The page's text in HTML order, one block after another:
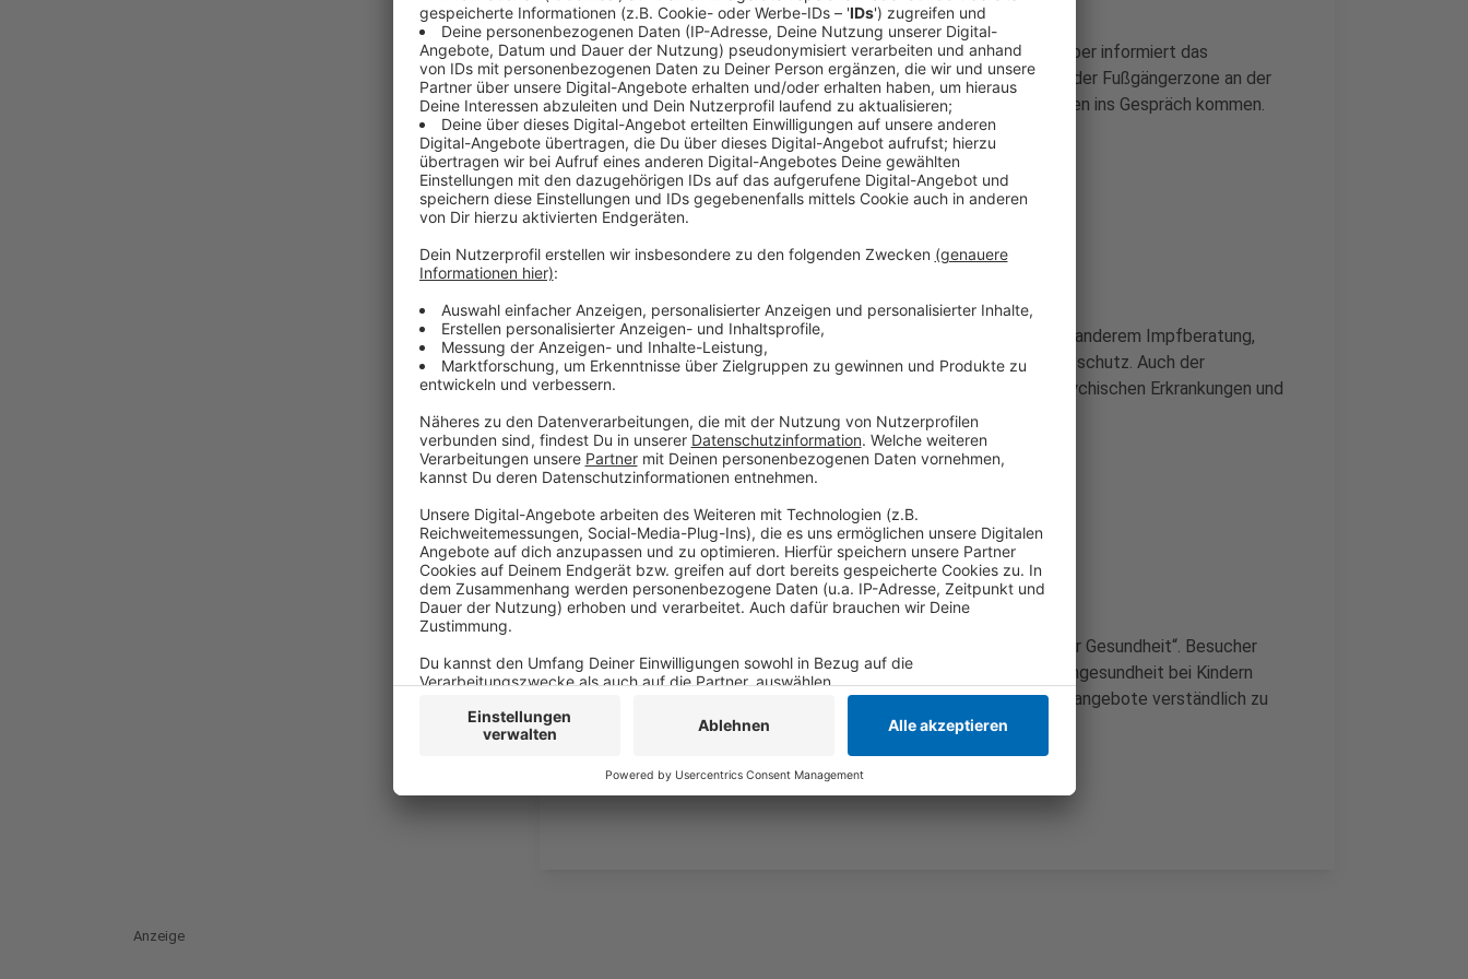
Wie lässt sich die eigene Gesundheit schützen und stärken? Darüber informiert das
Gesundheitsamt Krefeld heute (19. März) mit einem Infostand in der Fußgängerzone an der
Rheinstraße. Von 11 bis 15 Uhr können Bürger direkt mit Fachleuten ins Gespräch kommen.
Anzeige
Sieben Bereiche beraten vor Ort
Anzeige
Insgesamt sind sieben Abteilungen vertreten. Themen sind unter anderem Impfberatung,
Zahngesundheit bei Kindern, HIV- und STI-Tests sowie Infektionsschutz. Auch der
Sozialpsychiatrische Dienst informiert über Hilfsangebote bei psychischen Erkrankungen und
Sucht.
Anzeige
Motto: „Vielfalt für Gesundheit“
Anzeige
Der Aktionstag steht in diesem Jahr unter dem Motto „Vielfalt für Gesundheit“. Besucher
erhalten zudem Infos zu Klima und Hitze, Reiseimpfungen, Mediengesundheit bei Kindern
sowie zu Angeboten in Kitas und Schulen. Ziel ist es, Gesundheitsangebote verständlich zu
machen und den Zugang für alle zu erleichtern.
Anzeige
Anzeige